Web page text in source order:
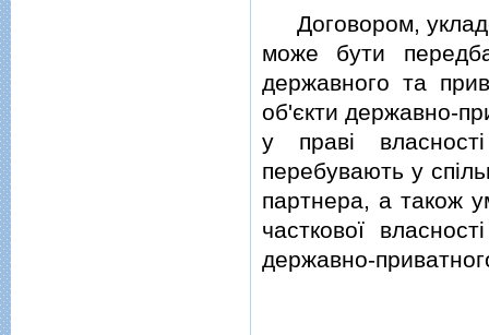
Договором,
може бути
державного та
об'єкти державно-
у правi
перебувають у
партнера, а також
часткової
державно-